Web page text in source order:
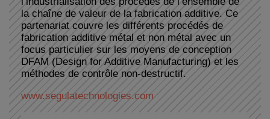
la chaîne de valeur de la fabrication additive. Ce
partenariat couvre les différents procédés de
fabrication additive métal et non métal avec un
focus particulier sur les moyens de conception
DFAM (Design for Additive Manufacturing) et les
méthodes de contrôle non-destructif.
www.segulatechnologies.com